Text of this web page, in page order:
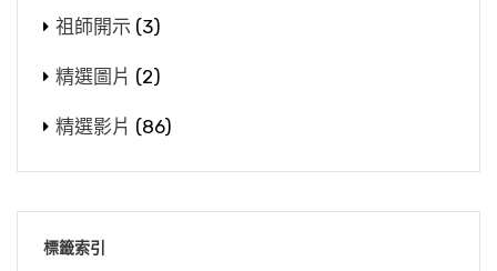
祖師開示 (3)
精選圖片 (2)
精選影片 (86)
標籤索引